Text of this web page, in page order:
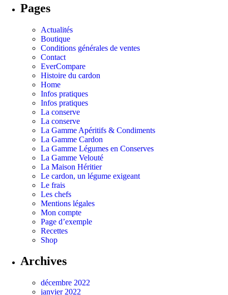
Pages
Actualités
Boutique
Conditions générales de ventes
Contact
EverCompare
Histoire du cardon
Home
Infos pratiques
Infos pratiques
La conserve
La conserve
La Gamme Apéritifs & Condiments
La Gamme Cardon
La Gamme Légumes en Conserves
La Gamme Velouté
La Maison Héritier
Le cardon, un légume exigeant
Le frais
Les chefs
Mentions légales
Mon compte
Page d’exemple
Recettes
Shop
Archives
décembre 2022
janvier 2022